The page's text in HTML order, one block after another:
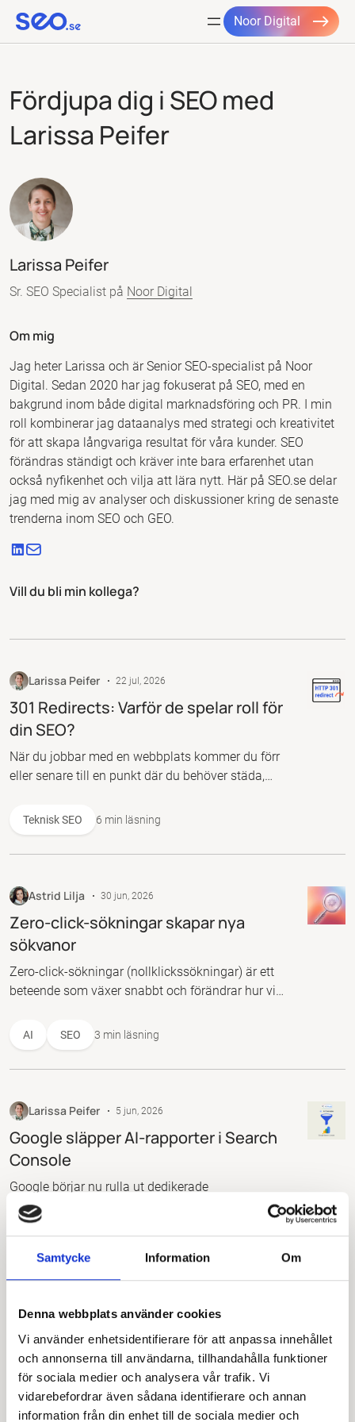
Samtycke Information Om
Denna webbplats använder cookies
Vi använder enhetsidentifierare för att anpassa innehållet
och annonserna till användarna, tillhandahålla funktioner
för sociala medier och analysera vår trafik. Vi
vidarebefordrar även sådana identifierare och annan
information från din enhet till de sociala medier och
innehåll
Noor Digital
Larissa Peifer 22 jul, 2026
301 Redirects: Varför de spelar roll för
din SEO?
När du jobbar med en webbplats kommer du förr
eller senare till en punkt där du behöver städa,
redirects kliver in i bilden. 301 är en ompekning
som faktiskt spelar en ganska viktig roll för att du
inte ska tappa organisk trafik när du stuvar om på
Teknisk SEO 6 min läsning
Astrid Lilja 30 jun, 2026
Zero-click-sökningar skapar nya
sökvanor
Zero-click-sökningar (nollklickssökningar) är ett
beteende som växer snabbt och förändrar hur vi
skriva in en fråga i sökrutan på exempelvis Google,
vi tittade på listan med resultat och klickade vidare
till en sajt. Verkligheten idag ser ut på ett annat
procent av alla sökningar på Google avslutas utan
att personen lämnar resultatsidan.
AI SEO 3 min läsning
Larissa Peifer 5 jun, 2026
Google släpper AI-rapporter i Search
Console
Google börjar nu rulla ut dedikerade
prestandarapporter för Search Generative AI i
Google Search Console. Samtidigt introduceras en
blockera sitt innehåll från att synas i AI-svar. Först
ut är Storbritannien. I Sverige får vi dock vänta.
Larissa Peifer
Guide: Skapa UTM-länkar för att spåra
din trafik
UTM-länkar är vanliga webbadresser med lite extra
Fördjupa dig i SEO med
Larissa Peifer
Larissa Peifer
Sr. SEO Specialist på Noor Digital
Om mig
Jag heter Larissa och är Senior SEO-specialist på Noor
Digital. Sedan 2020 har jag fokuserat på SEO, med en
bakgrund inom både digital marknadsföring och PR. I min
roll kombinerar jag dataanalys med strategi och kreativitet
för att skapa långvariga resultat för våra kunder. SEO
förändras ständigt och kräver inte bara erfarenhet utan
också nyfikenhet och vilja att lära nytt. Här på SEO.se delar
jag med mig av analyser och diskussioner kring de senaste
trenderna inom SEO och GEO.
Vill du bli min kollega?